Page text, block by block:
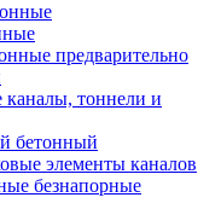
предварительно
тоннели и
бетонный
элементы каналов
безнапорные